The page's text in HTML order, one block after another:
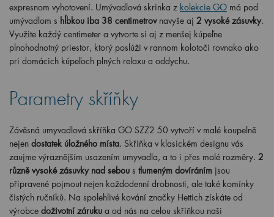
expresnom vyhotovení. Umývadlová skrinka z kolekcie GO má pod
umývadlom s hĺbkou iba 38 centimetrovnavyše aj 2 vysoké zásuvky.
Využite každý centimeter a vytvorte si aj z menšej kúpeľne
plnohodnotný priestor, ktorý poslúži v rannom kolotoči rovnako ako
pri domácich kúpeľoch plných relaxu a oddychu.
Parametry skříňky
Závěsná umyvadlová skříňka GO SZZ2 50 vytvoří v malé koupelně
nejen dostatek úložného místa. Skříňka v klasickém designu vás
zaujme výraznějším usazením umyvadla, a to i přes malé rozměry. 2
různě vysoké zásuvky nad sebou s tlumeným dovíráním jsou
připravené pojmout nejen každodenní drobnosti, ale také komínky
čistých ručníků. Na spolehlivé kování značky Hettich získáte od
výrobce doživotní záruku a od nás na celou skříňkou naši